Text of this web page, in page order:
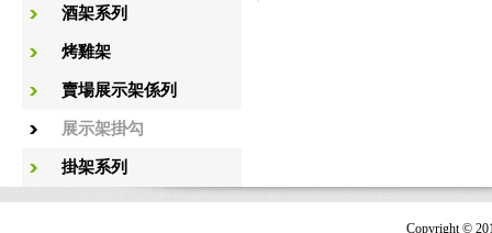
酒架系列
烤雞架
賣場展示架係列
展示架掛勾
掛架系列
Copyright ©